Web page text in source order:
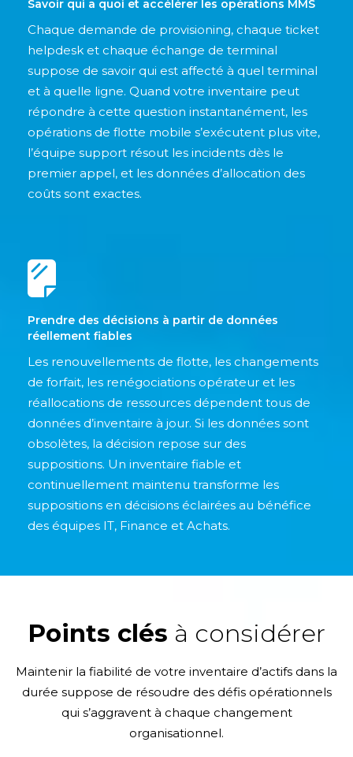
Savoir qui a quoi et accélérer les opérations MMS
Chaque demande de provisioning, chaque ticket
helpdesk et chaque échange de terminal
suppose de savoir qui est affecté à quel terminal
et à quelle ligne. Quand votre inventaire peut
répondre à cette question instantanément, les
opérations de flotte mobile s’exécutent plus vite,
l’équipe support résout les incidents dès le
premier appel, et les données d’allocation des
coûts sont exactes.
Prendre des décisions à partir de données
réellement fiables
Les renouvellements de flotte, les changements
de forfait, les renégociations opérateur et les
réallocations de ressources dépendent tous de
données d’inventaire à jour. Si les données sont
obsolètes, la décision repose sur des
suppositions. Un inventaire fiable et
continuellement maintenu transforme les
suppositions en décisions éclairées au bénéfice
des équipes IT, Finance et Achats.
Points clés à considérer
Maintenir la fiabilité de votre inventaire d’actifs dans la
durée suppose de résoudre des défis opérationnels
qui s’aggravent à chaque changement
organisationnel.